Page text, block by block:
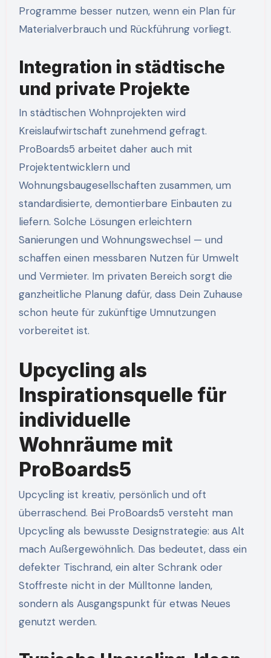
Programme besser nutzen, wenn ein Plan für
Materialverbrauch und Rückführung vorliegt.
Integration in städtische
und private Projekte
In städtischen Wohnprojekten wird
Kreislaufwirtschaft zunehmend gefragt.
ProBoards5 arbeitet daher auch mit
Projektentwicklern und
Wohnungsbaugesellschaften zusammen, um
standardisierte, demontierbare Einbauten zu
liefern. Solche Lösungen erleichtern
Sanierungen und Wohnungswechsel — und
schaffen einen messbaren Nutzen für Umwelt
und Vermieter. Im privaten Bereich sorgt die
ganzheitliche Planung dafür, dass Dein Zuhause
schon heute für zukünftige Umnutzungen
vorbereitet ist.
Upcycling als
Inspirationsquelle für
individuelle
Wohnräume mit
ProBoards5
Upcycling ist kreativ, persönlich und oft
überraschend. Bei ProBoards5 versteht man
Upcycling als bewusste Designstrategie: aus Alt
mach Außergewöhnlich. Das bedeutet, dass ein
defekter Tischrand, ein alter Schrank oder
Stoffreste nicht in der Mülltonne landen,
sondern als Ausgangspunkt für etwas Neues
genutzt werden.